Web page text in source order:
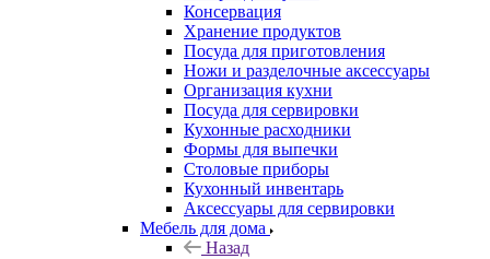
Консервация
Хранение продуктов
Посуда для приготовления
Ножи и разделочные аксессуары
Организация кухни
Посуда для сервировки
Кухонные расходники
Формы для выпечки
Столовые приборы
Кухонный инвентарь
Аксессуары для сервировки
Мебель для дома
Назад